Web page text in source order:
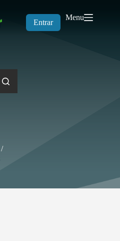
Entrar
Menu
/